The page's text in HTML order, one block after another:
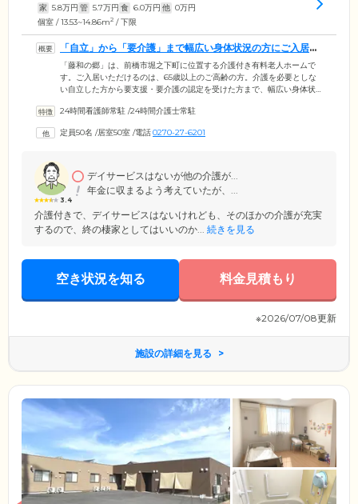
家 5.8万円 管 5.7万円 食 6.0万円 他 0万円
個室 / 13.53~14.86m2 / 下限
「自立」から「要介護」まで幅広い身体状況の方にご入居い
ただけます
「藤和の郷」は、前橋市堀之下町に位置する介護付き有料老人ホームで
す。ご入居いただけるのは、65歳以上のご高齢の方。介護を必要としな
い自立した方から要支援・要介護の認定を受けた方まで、幅広い身体状
は、プライバシーに配慮した個室を49室ご用意。ほかのご入居者さまの
た、建物内は完全バリアフリー設計を採用。段差をなくし各所に手すり
24時間看護師常駐 /24時間介護士常駐
定員50名 /居室50室 /電話0270-27-6201
3.4
デイサービスはないが他の介護が...
年金に収まるよう考えていたが、...
介護付きで、デイサービスはないけれども、そのほかの介護が充実
するので、終の棲家としてはいいのか... 続きを見る
空き状況を知る 料金見積もり
※2026/07/08更新
施設の詳細を見る